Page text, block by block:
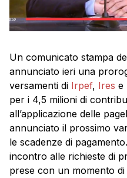
Un comunicato stampa
annunciato ieri una
versamenti di Irpef, Ires e
per i 4,5 milioni di
all’applicazione delle
annunciato il prossimo
le scadenze di
incontro alle richieste di
prese con un momento